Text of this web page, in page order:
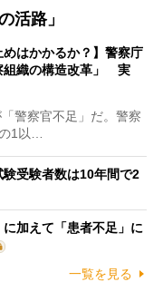
活路」
めはかかるか？】警察庁
組織の構造改革」 実
警察官不足」だ。警察
1以…
験受験者数は10年間で2
に加えて「患者不足」に
一覧を見る